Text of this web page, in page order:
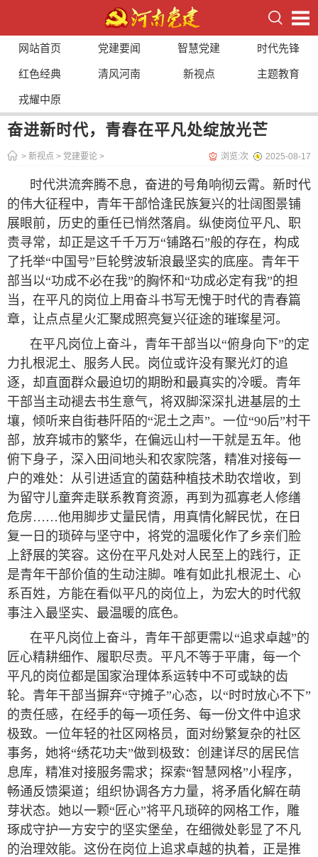
网站首页 党建要闻 智慧党建 时代先锋
红色经典 清风河南 新视点 主题教育
戎耀中原
奋进新时代，青春在平凡处绽放光芒
> 新视点 > 党建要论 > 2025-08-17
浏览:次
时代洪流奔腾不息，奋进的号角响彻云霄。新时代
的伟大征程中，青年干部恰逢民族复兴的壮阔图景铺
展眼前，历史的重任已悄然落肩。纵使岗位平凡、职
责寻常，却正是这千千万万“铺路石”般的存在，构成
了托举“中国号”巨轮劈波斩浪最坚实的底座。青年干
部当以“功成不必在我”的胸怀和“功成必定有我”的担
当，在平凡的岗位上用奋斗书写无愧于时代的青春篇
章，让点点星火汇聚成照亮复兴征途的璀璨星河。
在平凡岗位上奋斗，青年干部当以“俯身向下”的定
力扎根泥土、服务人民。岗位或许没有聚光灯的追
逐，却直面群众最迫切的期盼和最真实的冷暖。青年
干部当主动褪去书生意气，将双脚深深扎进基层的土
壤，倾听来自街巷阡陌的“泥土之声”。一位“90后”村干
部，放弃城市的繁华，在偏远山村一干就是五年。他
俯下身子，深入田间地头和农家院落，精准对接每一
户的难处：从引进适宜的菌菇种植技术助农增收，到
为留守儿童奔走联系教育资源，再到为孤寡老人修缮
危房……他用脚步丈量民情，用真情化解民忧，在日
复一日的琐碎与坚守中，将党的温暖化作了乡亲们脸
上舒展的笑容。这份在平凡处对人民至上的践行，正
是青年干部价值的生动注脚。唯有如此扎根泥土、心
系百姓，方能在看似平凡的岗位上，为宏大的时代叙
事注入最坚实、最温暖的底色。
在平凡岗位上奋斗，青年干部更需以“追求卓越”的
匠心精耕细作、履职尽责。平凡不等于平庸，每一个
平凡的岗位都是国家治理体系运转中不可或缺的齿
轮。青年干部当摒弃“守摊子”心态，以“时时放心不下”
的责任感，在经手的每一项任务、每一份文件中追求
极致。一位年轻的社区网格员，面对纷繁复杂的社区
事务，她将“绣花功夫”做到极致：创建详尽的居民信
息库，精准对接服务需求；探索“智慧网格”小程序，
畅通反馈渠道；组织协调各方力量，将矛盾化解在萌
芽状态。她以一颗“匠心”将平凡琐碎的网格工作，雕
琢成守护一方安宁的坚实堡垒，在细微处彰显了不凡
的治理效能。这份在岗位上追求卓越的执着，正是推